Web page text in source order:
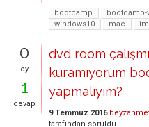
bootcamp
bootcamp-
windows10
mac
0
oy
1
cevap
dvd room
kuramıyorum
yapmalıyım?
9 Temmuz 2016
tarafından soruldu